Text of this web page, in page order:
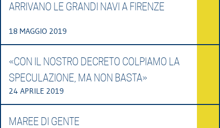
ARRIVANO LE GRANDI NAVI A FIRENZE
18 MAGGIO 2019
«CON IL NOSTRO DECRETO COLPIAMO LA
SPECULAZIONE, MA NON BASTA»
24 APRILE 2019
MAREE DI GENTE